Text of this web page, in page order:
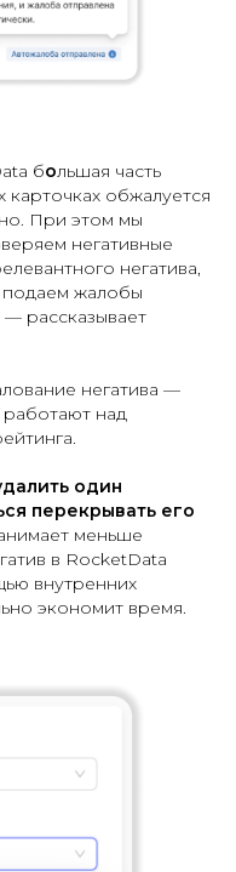
большая часть
обжалуется
При этом мы
негативные
негатива,
подаем жалобы
рассказывает
негатива —
работают над
один
перекрывать его
меньше
в RocketData
внутренних
экономит время.